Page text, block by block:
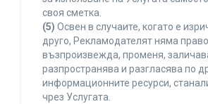
своя сметка.
(5) Освен в случаите, когато е
друго, Рекламодателят няма
възпроизвежда, променя,
разпространява и разгласява по
информационните ресурси,
чрез Услугата.